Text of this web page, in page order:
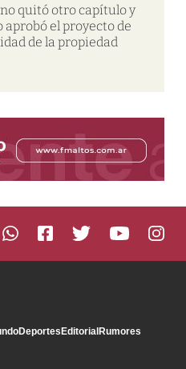
quitó otro capítulo y
aprobó el proyecto de
de la propiedad
DeportesEditorialRumores